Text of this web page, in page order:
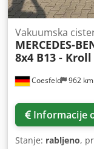
Coesfeld 962 km
Vakuumska
MERCEDES-
8x4 B13 - Kroll
Informacije
Stanje: rabljeno,